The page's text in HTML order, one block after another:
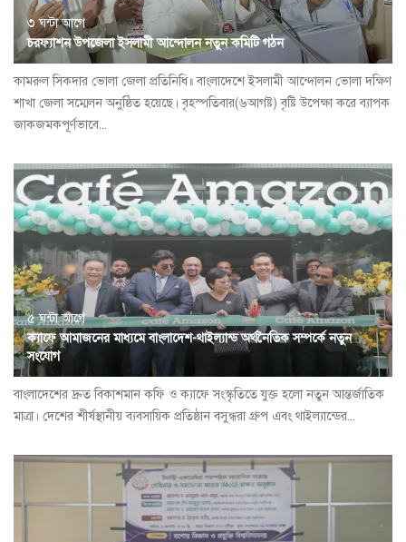
৩ ঘন্টা আগে
চরফ্যাশন উপজেলা ইসলামী আন্দোলন নতুন কমিটি গঠন
কামরুল সিকদার ভোলা জেলা প্রতিনিধি॥ বাংলাদেশে ইসলামী আন্দোলন ভোলা দক্ষিণ
শাখা জেলা সম্মেলন অনুষ্ঠিত হয়েছে। বৃহস্পতিবার(৬আগষ্ট) বৃষ্টি উপেক্ষা করে ব্যাপক
জাকজমকপূর্ণভাবে...
৫ ঘন্টা আগে
ক্যাফে আমাজনের মাধ্যমে বাংলাদেশ-থাইল্যান্ড অর্থনৈতিক সম্পর্কে নতুন
সংযোগ
বাংলাদেশের দ্রুত বিকাশমান কফি ও ক্যাফে সংস্কৃতিতে যুক্ত হলো নতুন আন্তর্জাতিক
মাত্রা। দেশের শীর্ষস্থানীয় ব্যবসায়িক প্রতিষ্ঠান বসুন্ধরা গ্রুপ এবং থাইল্যান্ডের...